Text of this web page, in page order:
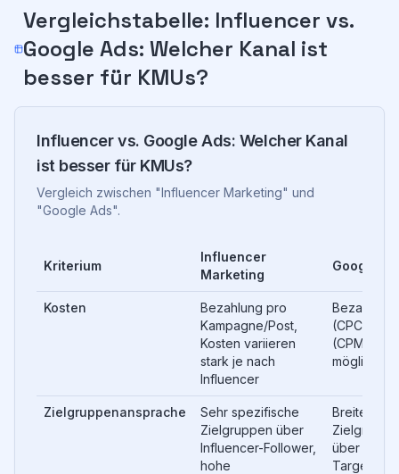
Vergleichstabelle: Influencer vs.
Google Ads: Welcher Kanal ist
besser für KMUs?
Influencer vs. Google Ads: Welcher Kanal
ist besser für KMUs?
Vergleich zwischen "Influencer Marketing" und
"Google Ads".
Kriterium
Influencer
Marketing
Google
Kosten
Bezahlung pro
Kampagne/Post,
Kosten variieren
stark je nach
Influencer
Bezahlung
(CPC)
(CPM),
möglich
Zielgruppenansprache
Sehr spezifische
Zielgruppen über
Influencer-Follower,
hohe
Breite
über
Targeting-